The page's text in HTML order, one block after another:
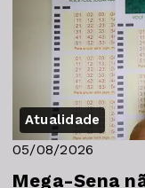
Atualidade
05/08/2026
Mega-Sena